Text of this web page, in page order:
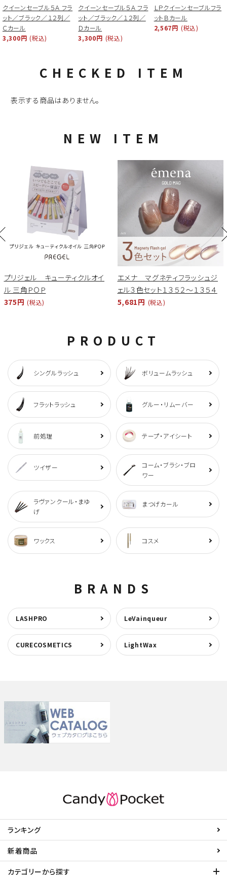
クイーンセーブル５Ａ フラ
ット／ブラック／１２列／
Ｃカール
3,300円 (税込)
クイーンセーブル５Ａ フラ
ット／ブラック／１２列／
Ｄカール
3,300円 (税込)
ＬＰクイーンセーブルフラ
ットＢカール
2,567円 (税込)
CHECKED ITEM
表示する商品はありません。
NEW ITEM
プリジェル キューティクルオイ
ル 三角ＰＯＰ
375円 (税込)
エメナ マグネティフラッシュジ
ェル３色セット１３５２～１３５４
5,681円 (税込)
PRODUCT
シングルラッシュ ボリュームラッシュ
フラットラッシュ グルー・リムーバー
前処理 テープ・アイシート
ツイザー
コーム・ブラシ・ブロ
ワー
ラヴァンクール・まゆ
げ
まつげカール
ワックス コスメ
BRANDS
LASHPRO LeVainqueur
CURECOSMETICS LightWax
ランキング
新着商品
カテゴリーから探す